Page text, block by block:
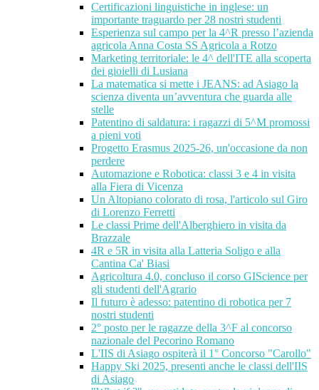
Certificazioni linguistiche in inglese: un
importante traguardo per 28 nostri studenti
Esperienza sul campo per la 4^R presso l’azienda
agricola Anna Costa SS Agricola a Rotzo
Marketing territoriale: le 4^ dell'ITE alla scoperta
dei gioielli di Lusiana
La matematica si mette i JEANS: ad Asiago la
scienza diventa un’avventura che guarda alle
stelle
Patentino di saldatura: i ragazzi di 5^M promossi
a pieni voti
Progetto Erasmus 2025-26, un'occasione da non
perdere
Automazione e Robotica: classi 3 e 4 in visita
alla Fiera di Vicenza
Un Altopiano colorato di rosa, l'articolo sul Giro
di Lorenzo Ferretti
Le classi Prime dell'Alberghiero in visita da
Brazzale
4R e 5R in visita alla Latteria Soligo e alla
Cantina Ca' Biasi
Agricoltura 4.0, concluso il corso GIScience per
gli studenti dell'Agrario
Il futuro è adesso: patentino di robotica per 7
nostri studenti
2° posto per le ragazze della 3^F al concorso
nazionale del Pecorino Romano
L'IIS di Asiago ospiterà il 1° Concorso "Carollo"
Happy Ski 2025, presenti anche le classi dell'IIS
di Asiago